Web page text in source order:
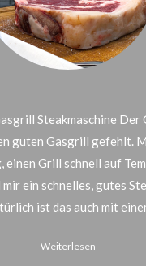
Steakmaschine Der
guten Gasgrill gefehlt.
Grill schnell auf
mir ein schnelles, gutes
ist das auch mit
Weiterlesen